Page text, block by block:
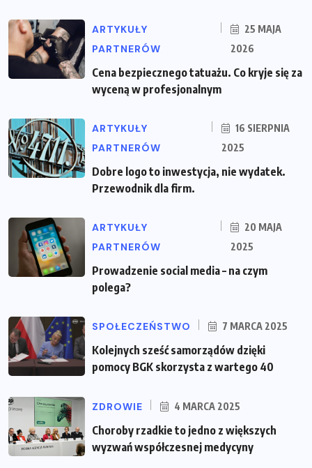
ARTYKUŁY
PARTNERÓW
25 MAJA
2026
Cena bezpiecznego tatuażu. Co kryje się za
wyceną w profesjonalnym
ARTYKUŁY
PARTNERÓW
16 SIERPNIA
2025
Dobre logo to inwestycja, nie wydatek.
Przewodnik dla firm.
ARTYKUŁY
PARTNERÓW
20 MAJA
2025
Prowadzenie social media – na czym
polega?
SPOŁECZEŃSTWO 7 MARCA 2025
Kolejnych sześć samorządów dzięki
pomocy BGK skorzysta z wartego 40
ZDROWIE 4 MARCA 2025
Choroby rzadkie to jedno z większych
wyzwań współczesnej medycyny